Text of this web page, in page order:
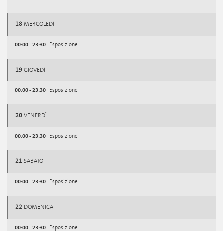
18 MERCOLEDÌ
00:00 - 23:30 Esposizione
19 GIOVEDÌ
00:00 - 23:30 Esposizione
20 VENERDÌ
00:00 - 23:30 Esposizione
21 SABATO
00:00 - 23:30 Esposizione
22 DOMENICA
00:00 - 23:30 Esposizione